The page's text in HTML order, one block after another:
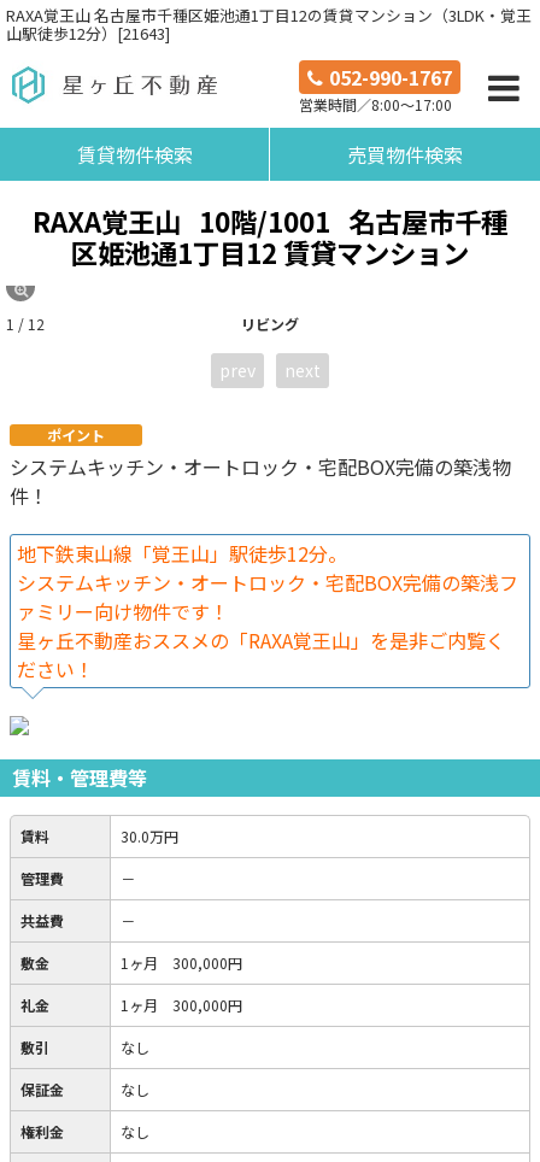
RAXA覚王山 名古屋市千種区姫池通1丁目12の賃貸マンション（3LDK・覚王
山駅徒歩12分）[21643]
052-990-1767
営業時間／8:00～17:00
賃貸物件検索 売買物件検索
RAXA覚王山 10階/1001 名古屋市千種
区姫池通1丁目12 賃貸マンション
リビング
1 / 12
prev next
ポイント
システムキッチン・オートロック・宅配BOX完備の築浅物
件！
地下鉄東山線「覚王山」駅徒歩12分。
システムキッチン・オートロック・宅配BOX完備の築浅フ
ァミリー向け物件です！
星ヶ丘不動産おススメの「RAXA覚王山」を是非ご内覧く
ださい！
賃料・管理費等
賃料 30.0万円
管理費 －
共益費 －
敷金 1ヶ月 300,000円
礼金 1ヶ月 300,000円
敷引 なし
保証金 なし
権利金 なし